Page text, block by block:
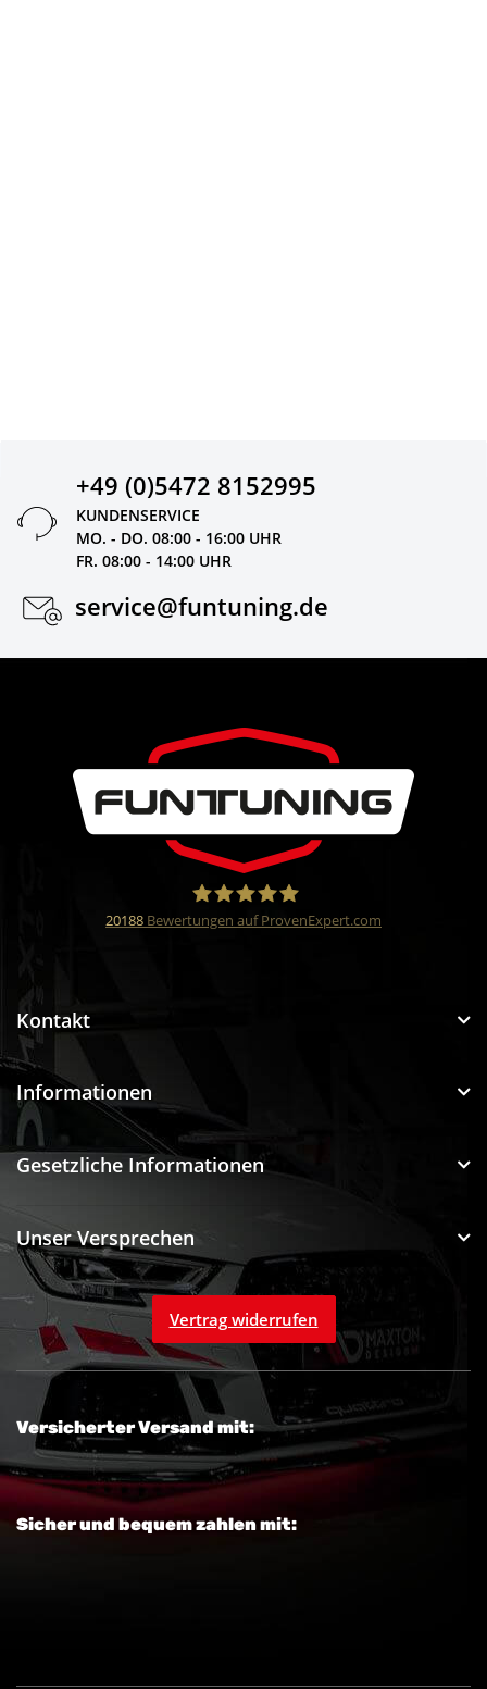
+49 (0)5472 8152995
KUNDENSERVICE
MO. - DO. 08:00 - 16:00 UHR
FR. 08:00 - 14:00 UHR
service@funtuning.de
20188 Bewertungen auf ProvenExpert.com
Kontakt
Informationen
Gesetzliche Informationen
Unser Versprechen
Vertrag widerrufen
Sicher und bequem zahlen mit:
Versicherter Versand mit: